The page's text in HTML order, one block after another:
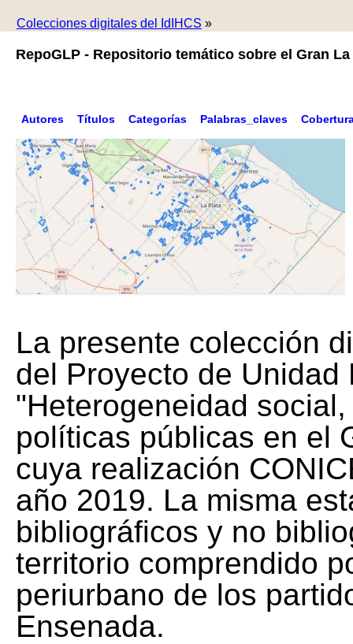
Colecciones digitales del IdIHCS »
RepoGLP - Repositorio temático sobre el Gran La
Autores Títulos Categorías Palabras_claves
La presente colección
del Proyecto de Unidad
"Heterogeneidad
políticas públicas en el
cuya realización
año 2019. La misma
bibliográficos y no
territorio comprendido
periurbano de los
Ensenada.